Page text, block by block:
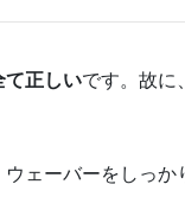
て正しいです。故に、
ェーバーをしっか